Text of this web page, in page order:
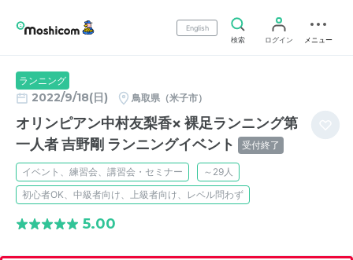
English
検索
ログイン メニュー
ランニング
2022/9/18(日) 鳥取県（米子市）
オリンピアン中村友梨香× 裸足ランニング第
一人者 吉野剛 ランニングイベント
受付終了
イベント、練習会、講習会・セミナー
～29人
初心者OK、中級者向け、上級者向け、レベル問わず
5.00